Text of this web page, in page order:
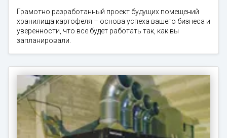
Грамотно разработанный проект будущих помещений
хранилища картофеля – основа успеха вашего бизнеса и
уверенности, что все будет работать так, как вы
запланировали.